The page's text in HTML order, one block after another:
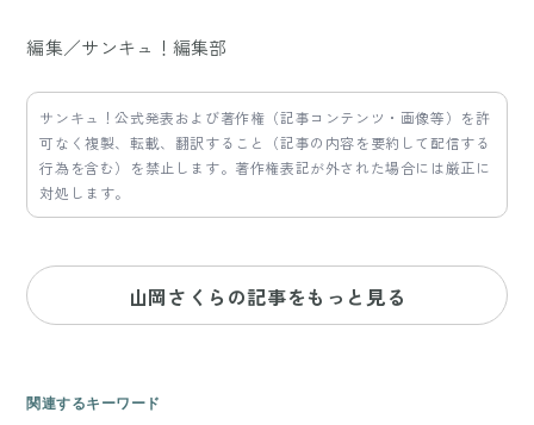
編集／サンキュ！編集部
サンキュ！公式発表および著作権（記事コンテンツ・画像等）を許
可なく複製、転載、翻訳すること（記事の内容を要約して配信する
行為を含む）を禁止します。著作権表記が外された場合には厳正に
対処します。
山岡さくらの記事をもっと見る
関連するキーワード